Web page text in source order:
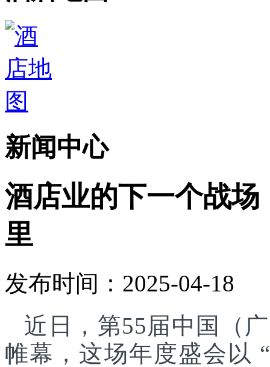
新闻中心
酒店业的下一个战
里
发布时间：2025-04-18
近日，第55届中国（
帷幕，这场年度盛会以